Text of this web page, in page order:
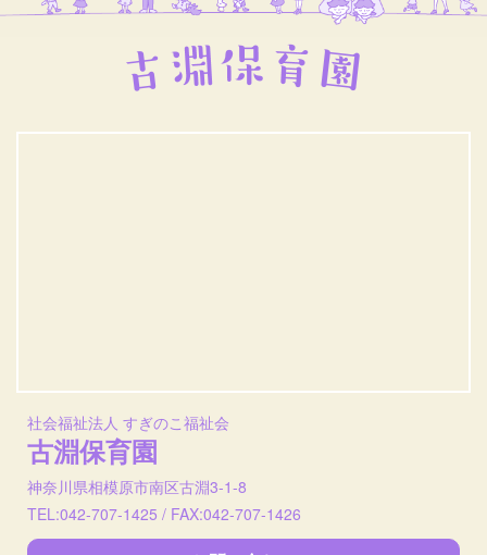
社会福祉法人 すぎのこ福祉会
古淵保育園
神奈川県相模原市南区古淵3-1-8
TEL:042-707-1425 / FAX:042-707-1426